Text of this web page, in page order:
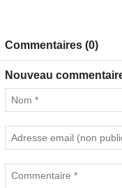
Commentaires (0)
Nouveau